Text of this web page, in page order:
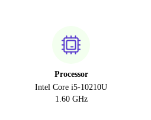
Processor
Intel Core i5-10210U
1.60 GHz